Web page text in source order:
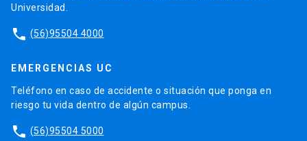
Universidad.
phone (56)95504 4000
EMERGENCIAS UC
Teléfono en caso de accidente o situación que ponga en
riesgo tu vida dentro de algún campus.
phone (56)95504 5000